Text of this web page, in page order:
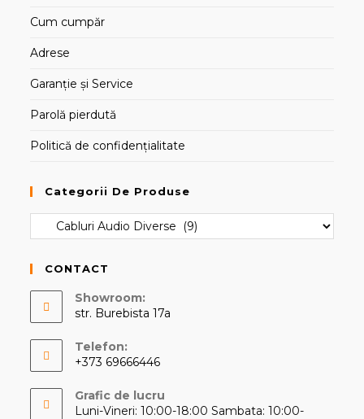
Cum cumpăr
Adrese
Garanție și Service
Parolă pierdută
Politică de confidențialitate
Categorii De Produse
CONTACT
Showroom:
str. Burebista 17a
Telefon:
+373 69666446
in
Grafic de lucru
Luni-Vineri: 10:00-18:00 Sambata: 10:00-